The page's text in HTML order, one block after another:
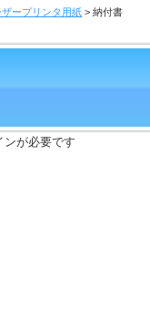
ザープリンタ用紙 > 納付書
ンが必要です